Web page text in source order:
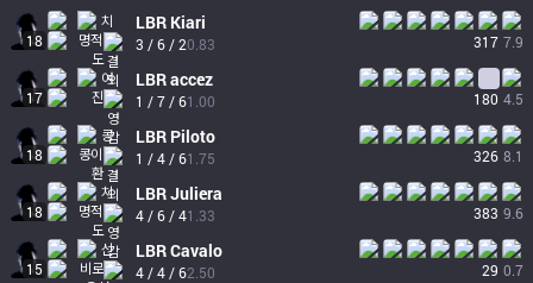
18
LBR Kiari
3 / 6 / 20.83 317 7.9
17
LBRaccez
1 / 7 / 61.00 180 4.5
18
LBR Piloto
1 / 4 / 61.75 326 8.1
18
LBRJuliera
4 / 6 / 41.33 383 9.6
15
LBRCavalo
4 / 4 / 62.50 29 0.7